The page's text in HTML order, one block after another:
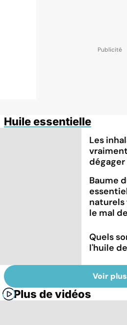
Huile essentielle
Les
dégager
Baume
le mal
Quels
l'huile
Voir plus
Plus de vidéos